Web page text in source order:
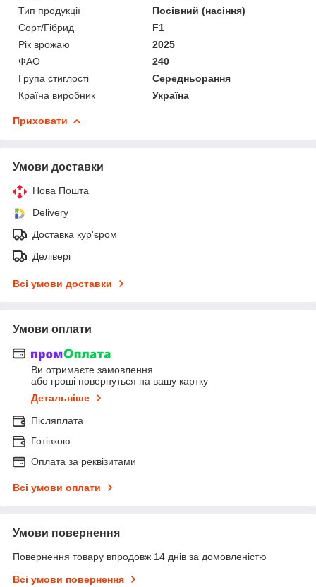
Тип продукції
Посівний (насіння)
Сорт/Гібрид
F1
Рік врожаю
2025
ФАО
240
Група стиглості
Середньорання
Країна виробник
Україна
Приховати
Умови доставки
Нова Пошта
Delivery
Доставка кур'єром
Делівері
Всі умови доставки
Умови оплати
Ви отримаєте замовлення
або гроші повернуться на вашу картку
Детальніше
Післяплата
Готівкою
Оплата за реквізитами
Всі умови оплати
Умови повернення
Повернення товару впродовж 14 днів за домовленістю
Всі умови повернення